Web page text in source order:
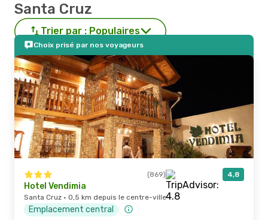
Santa Cruz
Trier par : Populaires
Choix prisé par nos voyageurs
(869) 4,8
Hotel Vendimia
Santa Cruz · 0,5 km depuis le centre-ville
Emplacement central